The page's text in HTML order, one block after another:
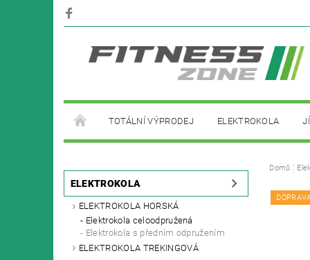
TOTÁLNÍ VÝPRODEJ ELEKTROKOLA
ELEKTROKOLA
ELEKTROKOLA HORSKÁ
Elektrokola celoodpružená
Elektrokola s předním odpružením
ELEKTROKOLA TREKINGOVÁ
Domů